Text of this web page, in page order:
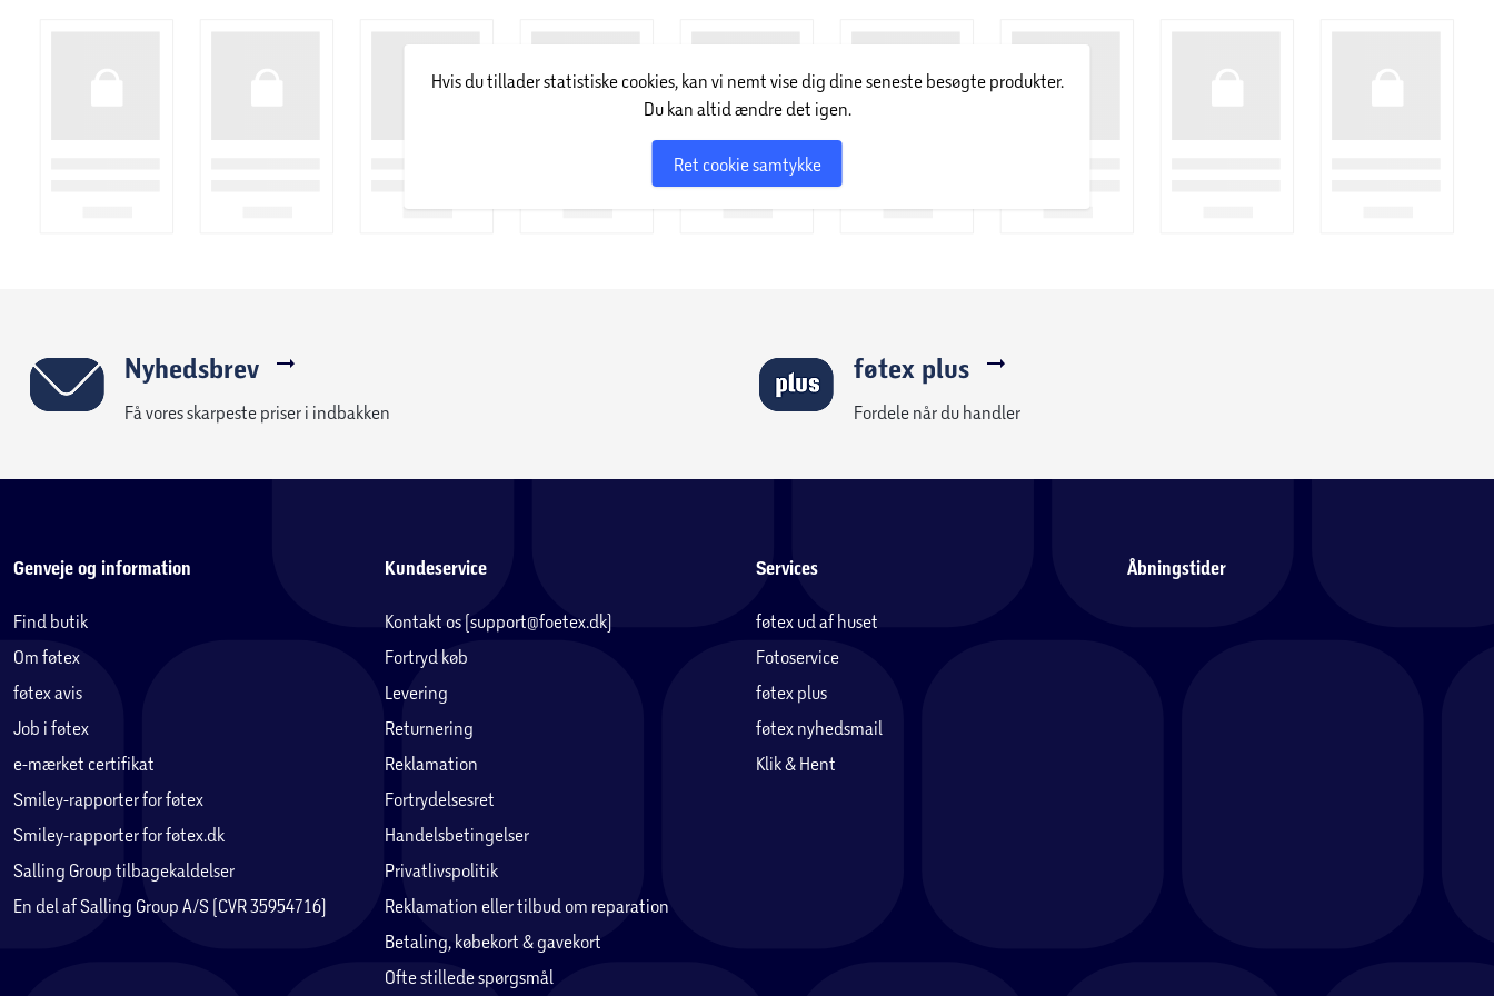
SMART+ LED-pærer fås i mange former og størrelser. LED-teknologien sikrer dig et højt lysudbytte med lavt
LEDVANCE SMART+ sortimentet er bredt og indeholder blandt andet LED-pærer, LED-lamper, flexbånd,
sensorer og plugs. Du kan få produkter til indendørs brug og produkter som kan tåle at sidde udendørs. Hvis
SMART+ WiFi kræver ingen gateway, men kommunikerer nemt via din trådløse WiFi-router og systemet kan
stemmestyres via Google Assistant, Amazon Alexa. Du kan også styre SMART+ WiFi produkterne uden for
hjemmet via din smartphone eller tablet.
Hvis du tillader statistiske cookies, kan vi nemt vise dig dine seneste besøgte produkter.
Du kan altid ændre det igen.
Ret cookie samtykke
Nyhedsbrev
Få vores skarpeste priser i indbakken
føtex plus
Fordele når du handler
Genveje og information
Find butik
Om føtex
føtex avis
Job i føtex
e-mærket certifikat
Smiley-rapporter for føtex
Smiley-rapporter for føtex.dk
Salling Group tilbagekaldelser
En del af Salling Group A/S (CVR 35954716)
Kundeservice
Kontakt os (support@foetex.dk)
Fortryd køb
Levering
Returnering
Reklamation
Fortrydelsesret
Handelsbetingelser
Privatlivspolitik
Reklamation eller tilbud om reparation
Betaling, købekort & gavekort
Ofte stillede spørgsmål
Services
føtex ud af huset
Fotoservice
føtex plus
føtex nyhedsmail
Klik & Hent
Åbningstider